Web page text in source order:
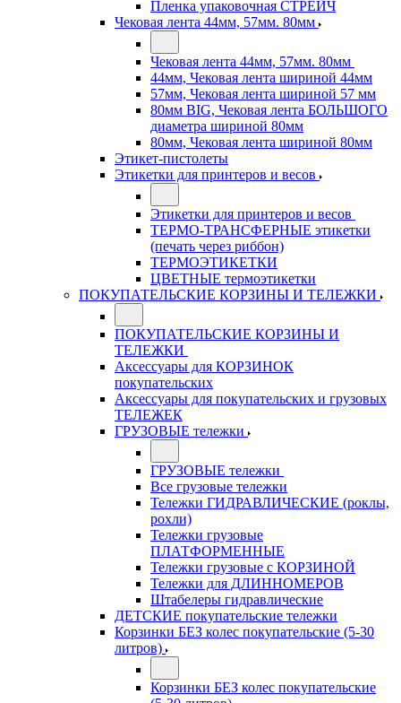
Пленка упаковочная СТРЕЙЧ
Чековая лента 44мм, 57мм. 80мм
Чековая лента 44мм, 57мм. 80мм
44мм, Чековая лента шириной 44мм
57мм, Чековая лента шириной 57 мм
80мм BIG, Чековая лента БОЛЬШОГО
диаметра шириной 80мм
80мм, Чековая лента шириной 80мм
Этикет-пистолеты
Этикетки для принтеров и весов
Этикетки для принтеров и весов
ТЕРМО-ТРАНСФЕРНЫЕ этикетки
(печать через риббон)
ТЕРМОЭТИКЕТКИ
ЦВЕТНЫЕ термоэтикетки
ПОКУПАТЕЛЬСКИЕ КОРЗИНЫ И ТЕЛЕЖКИ
ПОКУПАТЕЛЬСКИЕ КОРЗИНЫ И
ТЕЛЕЖКИ
Аксессуары для КОРЗИНОК
покупательских
Аксессуары для покупательских и грузовых
ТЕЛЕЖЕК
ГРУЗОВЫЕ тележки
ГРУЗОВЫЕ тележки
Все грузовые тележки
Тележки ГИДРАВЛИЧЕСКИЕ (роклы,
рохли)
Тележки грузовые
ПЛАТФОРМЕННЫЕ
Тележки грузовые с КОРЗИНОЙ
Тележки для ДЛИННОМЕРОВ
Штабелеры гидравлические
ДЕТСКИЕ покупательские тележки
Корзинки БЕЗ колес покупательские (5-30
литров)
Корзинки БЕЗ колес покупательские